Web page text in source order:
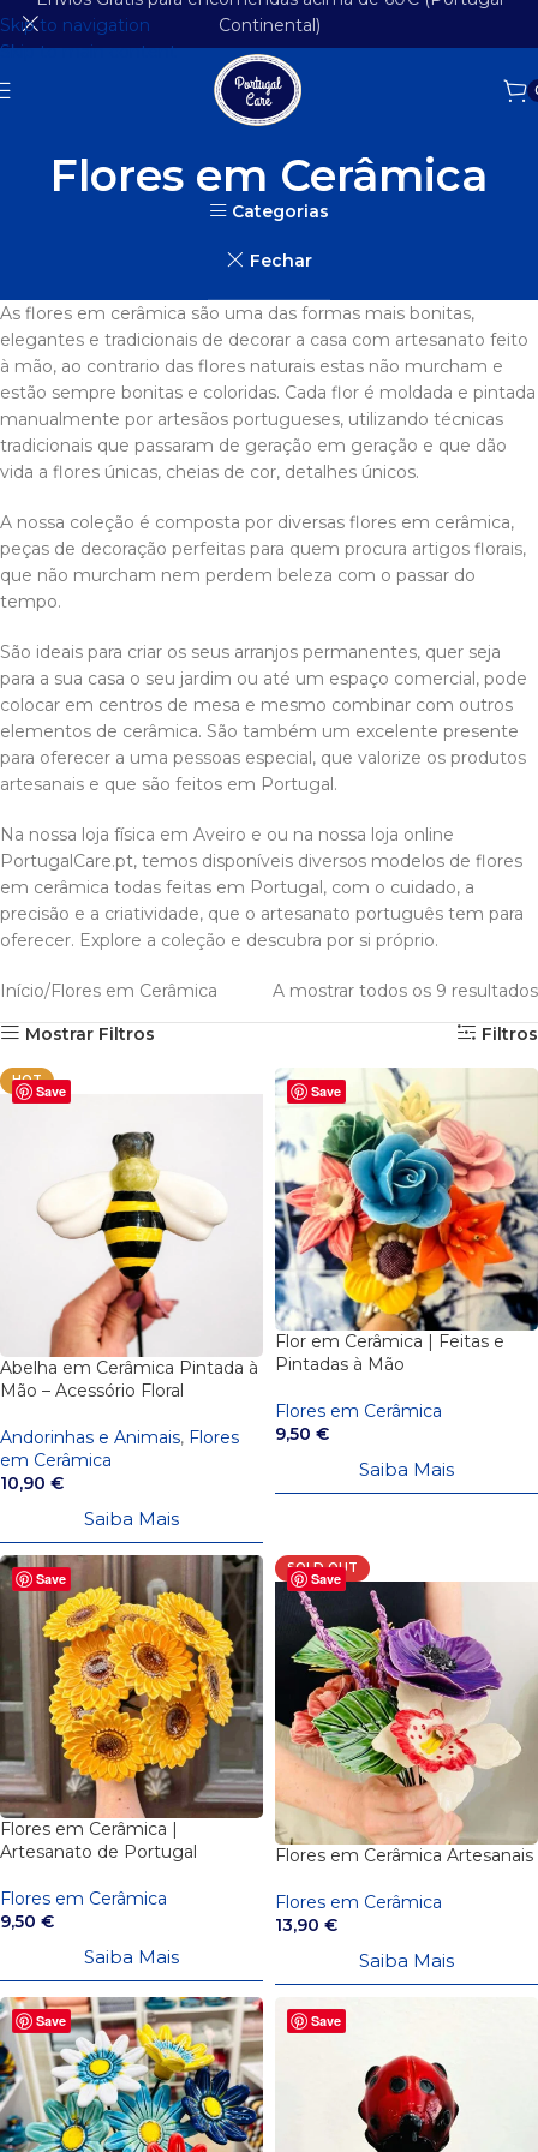
Skip to navigation
Skip to main content
Continental)
Flores em Cerâmica
Categorias
Fechar
As flores em cerâmica são uma das formas mais bonitas,
elegantes e tradicionais de decorar a casa com artesanato feito
à mão, ao contrario das flores naturais estas não murcham e
estão sempre bonitas e coloridas. Cada flor é moldada e pintada
manualmente por artesãos portugueses, utilizando técnicas
tradicionais que passaram de geração em geração e que dão
vida a flores únicas, cheias de cor, detalhes únicos.
A nossa coleção é composta por diversas flores em cerâmica,
peças de decoração perfeitas para quem procura artigos florais,
que não murcham nem perdem beleza com o passar do
tempo.
São ideais para criar os seus arranjos permanentes, quer seja
para a sua casa o seu jardim ou até um espaço comercial, pode
colocar em centros de mesa e mesmo combinar com outros
elementos de cerâmica. São também um excelente presente
para oferecer a uma pessoas especial, que valorize os produtos
artesanais e que são feitos em Portugal.
Na nossa loja física em Aveiro e ou na nossa loja online
PortugalCare.pt, temos disponíveis diversos modelos de flores
em cerâmica todas feitas em Portugal, com o cuidado, a
precisão e a criatividade, que o artesanato português tem para
oferecer. Explore a coleção e descubra por si próprio.
Início Flores em Cerâmica
A mostrar todos os 9 resultados
Mostrar Filtros
Filtros
Save
HOT
Abelha em Cerâmica Pintada à
Mão – Acessório Floral
Andorinhas e Animais, Flores
em Cerâmica
10,90 €
Saiba Mais
Save
Flor em Cerâmica | Feitas e
Pintadas à Mão
Flores em Cerâmica
9,50 €
Saiba Mais
Save
Flores em Cerâmica |
Artesanato de Portugal
Flores em Cerâmica
9,50 €
Saiba Mais
Save
SOLD OUT
Flores em Cerâmica Artesanais
Flores em Cerâmica
13,90 €
Saiba Mais
Save Save